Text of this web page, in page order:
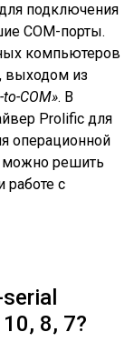
подключения
COM-порты.
компьютеров
выходом из
to-COM». В
Prolific для
операционной
можно решить
с
8, 7?